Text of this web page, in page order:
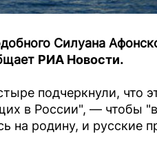
Силуана
РИА Новости.
подчеркнули, что
в России", — чтобы
на родину, и русские